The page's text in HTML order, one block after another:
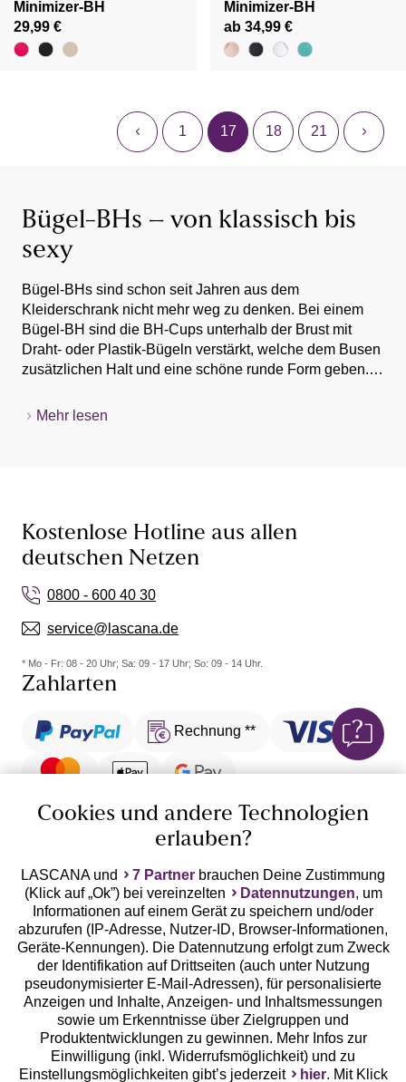
Minimizer-BH
29,99 €
Minimizer-BH
ab 34,99 €
1 17 18 21
Bügel-BHs – von klassisch bis
sexy
Bügel-BHs sind schon seit Jahren aus dem
Kleiderschrank nicht mehr weg zu denken. Bei einem
Bügel-BH sind die BH-Cups unterhalb der Brust mit
Draht- oder Plastik-Bügeln verstärkt, welche dem Busen
zusätzlichen Halt und eine schöne runde Form geben.
Tragegefühl und gehören daher zu den Lieblingen jeder
Entdecke z.B. unseresinnlichen Push-up-BHs
Bügeln in allen Größen von Cup A über Cup B, Cup C
oder Cup E und aktuellen Trendfarben.
Mehr lesen
Kostenlose Hotline aus allen
deutschen Netzen
0800 - 600 40 30
service@lascana.de
* Mo - Fr: 08 - 20 Uhr; Sa: 09 - 17 Uhr; So: 09 - 14 Uhr.
Zahlarten
Rechnung **
Online-Überweisung
Versandart
10%
Rabatt
Jetzt zum Newsletter anmelden und 10% Rabatt
sichern!
Cookies und andere Technologien
erlauben?
LASCANA und 7 Partner brauchen Deine Zustimmung
(Klick auf „Ok”) bei vereinzelten
Datennutzungen, um
Informationen auf einem Gerät zu speichern und/oder
abzurufen (IP-Adresse, Nutzer-ID, Browser-Informationen,
Geräte-Kennungen). Die Datennutzung erfolgt zum Zweck
der Identifikation auf Drittseiten (auch unter Nutzung
pseudonymisierter E-Mail-Adressen), für personalisierte
Anzeigen und Inhalte, Anzeigen- und Inhaltsmessungen
sowie um Erkenntnisse über Zielgruppen und
Produktentwicklungen zu gewinnen. Mehr Infos zur
Einwilligung (inkl. Widerrufsmöglichkeit) und zu
Einstellungsmöglichkeiten gibt’s jederzeit
hier. Mit Klick